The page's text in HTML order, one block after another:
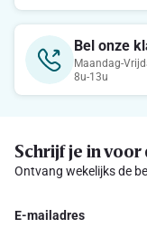
Bel onze
Maandag-
8u-13u
Schrijf je in
Ontvang wekelijks de
E-mailadres